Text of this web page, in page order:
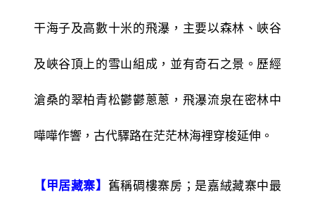
干海子及高數十米的飛瀑，主要以森林、峽谷
及峽谷頂上的雪山組成，並有奇石之景。歷經
滄桑的翠柏青松鬱鬱蔥蔥，飛瀑流泉在密林中
嘩嘩作響，古代驛路在茫茫林海裡穿梭延伸。
【甲居藏寨】 舊稱碉樓寨房；是嘉絨藏寨中最